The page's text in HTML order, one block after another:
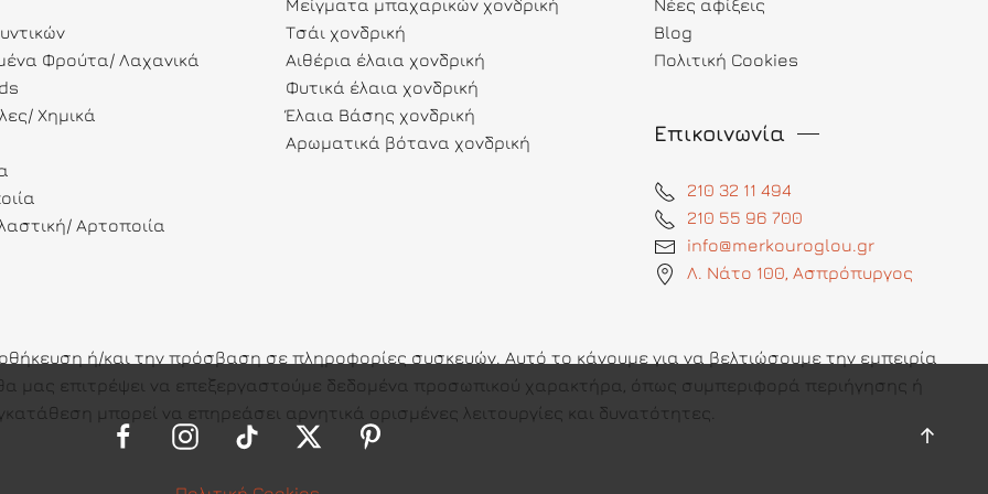
Φρούτα/ Λαχανικά
Χημικά
Αρτοποιία
Μείγματα μπαχαρικών χονδρική
Τσάι χονδρική
Αιθέρια έλαια χονδρική
Φυτικά έλαια χονδρική
Έλαια Βάσης χονδρική
Αρωματικά βότανα χονδρική
Νέες αφίξεις
Blog
Πολιτική Cookies
Επικοινωνία
210 32 11 494
210 55 96 700
info@merkouroglou.gr
Λ. Νάτο 100, Ασπρόπυργος
ή/και την πρόσβαση σε πληροφορίες συσκευών. Αυτό το κάνουμε για να βελτιώσουμε την εμπειρία
θα μας επιτρέψει να επεξεργαστούμε δεδομένα προσωπικού χαρακτήρα, όπως συμπεριφορά περιήγησης ή
μπορεί να επηρεάσει αρνητικά ορισμένες λειτουργίες και δυνατότητες.